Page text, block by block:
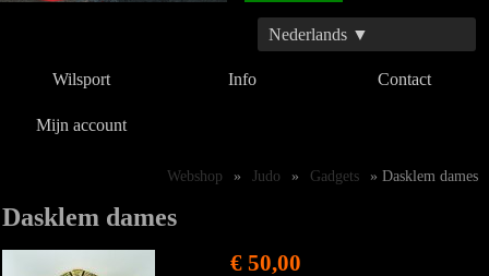
Nederlands ▼
Wilsport Info Contact
Mijn account
Webshop » Judo » Gadgets » Dasklem dames
Dasklem dames
€ 50,00